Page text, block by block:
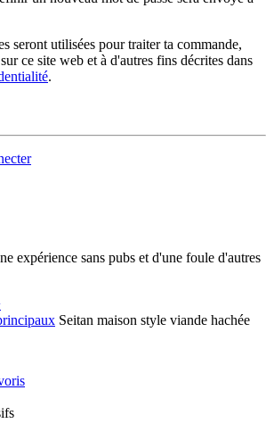
seront utilisées pour traiter ta commande,
ce site web et à d'autres fins décrites dans
.
expérience sans pubs et d'une foule d'autres
Seitan maison style viande hachée